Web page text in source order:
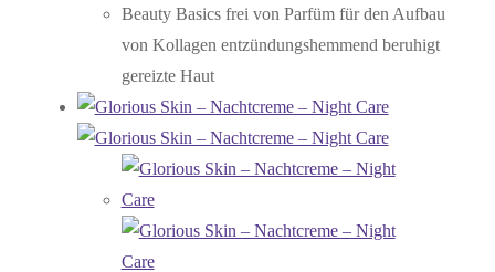
Beauty Basics frei von Parfüm für den Aufbau
von Kollagen entzündungshemmend beruhigt
gereizte Haut